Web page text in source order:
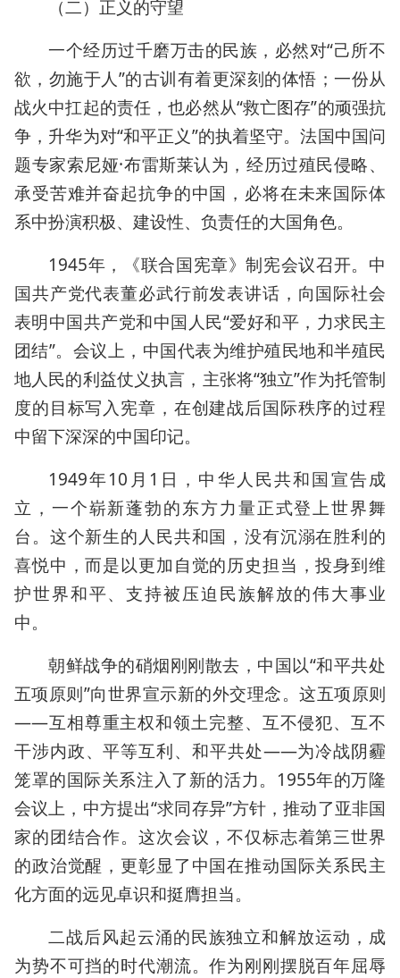
（二）正义的守望
一个经历过千磨万击的民族，必然对“己所不
欲，勿施于人”的古训有着更深刻的体悟；一份从
战火中扛起的责任，也必然从“救亡图存”的顽强抗
争，升华为对“和平正义”的执着坚守。法国中国问
题专家索尼娅·布雷斯莱认为，经历过殖民侵略、
承受苦难并奋起抗争的中国，必将在未来国际体
系中扮演积极、建设性、负责任的大国角色。
1945年，《联合国宪章》制宪会议召开。中
国共产党代表董必武行前发表讲话，向国际社会
表明中国共产党和中国人民“爱好和平，力求民主
团结”。会议上，中国代表为维护殖民地和半殖民
地人民的利益仗义执言，主张将“独立”作为托管制
度的目标写入宪章，在创建战后国际秩序的过程
中留下深深的中国印记。
1949年10月1日，中华人民共和国宣告成
立，一个崭新蓬勃的东方力量正式登上世界舞
台。这个新生的人民共和国，没有沉溺在胜利的
喜悦中，而是以更加自觉的历史担当，投身到维
护世界和平、支持被压迫民族解放的伟大事业
中。
朝鲜战争的硝烟刚刚散去，中国以“和平共处
五项原则”向世界宣示新的外交理念。这五项原则
——互相尊重主权和领土完整、互不侵犯、互不
干涉内政、平等互利、和平共处——为冷战阴霾
笼罩的国际关系注入了新的活力。1955年的万隆
会议上，中方提出“求同存异”方针，推动了亚非国
家的团结合作。这次会议，不仅标志着第三世界
的政治觉醒，更彰显了中国在推动国际关系民主
化方面的远见卓识和挺膺担当。
二战后风起云涌的民族独立和解放运动，成
为势不可挡的时代潮流。作为刚刚摆脱百年屈辱